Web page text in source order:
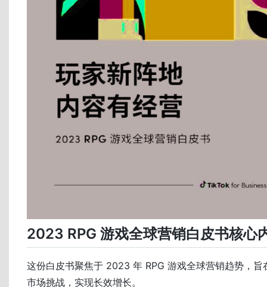
2023 RPG 游戏全球营销白皮书核心
这份白皮书聚焦于 2023 年 RPG 游戏全球营销趋势，旨
市场挑战，实现长效增长。